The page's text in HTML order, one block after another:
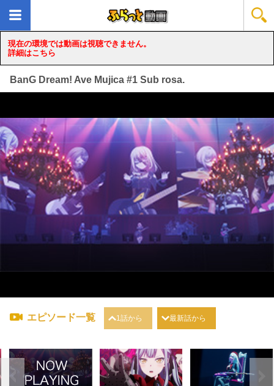
現在の環境では動画は視聴できません。
詳細はこちら
BanG Dream! Ave Mujica #1 Sub rosa.
loading...
エピソード一覧 1話から 最新話から